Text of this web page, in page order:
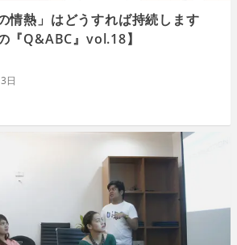
情熱」はどうすれば持続します
『Q&ABC』vol.18】
日